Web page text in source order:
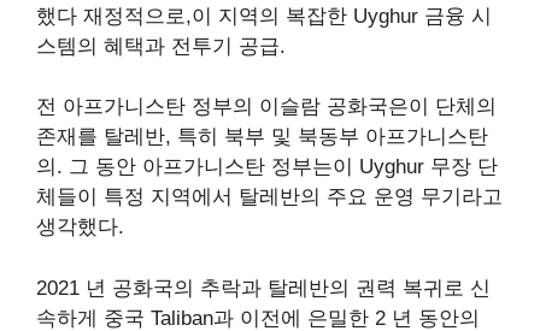
했다 재정적으로,이 지역의 복잡한 Uyghur 금융 시
스템의 혜택과 전투기 공급.
전 아프가니스탄 정부의 이슬람 공화국은이 단체의
존재를 탈레반, 특히 북부 및 북동부 아프가니스탄
의. 그 동안 아프가니스탄 정부는이 Uyghur 무장 단
체들이 특정 지역에서 탈레반의 주요 운영 무기라고
생각했다.
2021 년 공화국의 추락과 탈레반의 권력 복귀로 신
속하게 중국 Taliban과 이전에 은밀한 2 년 동안의